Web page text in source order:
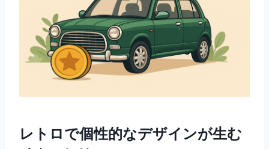
レトロで個性的なデザインが生む